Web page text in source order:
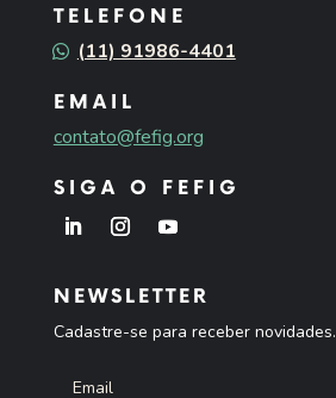
TELEFONE
(11) 91986-4401
EMAIL
contato@fefig.org
SIGA O FEFIG
NEWSLETTER
Cadastre-se para receber novidades.